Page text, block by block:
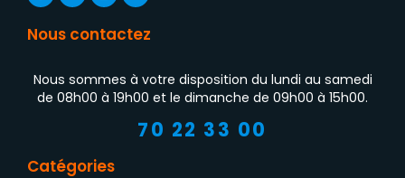
Nous contactez
Nous sommes à votre disposition du lundi au samedi
de 08h00 à 19h00 et le dimanche de 09h00 à 15h00.
70 22 33 00
Catégories